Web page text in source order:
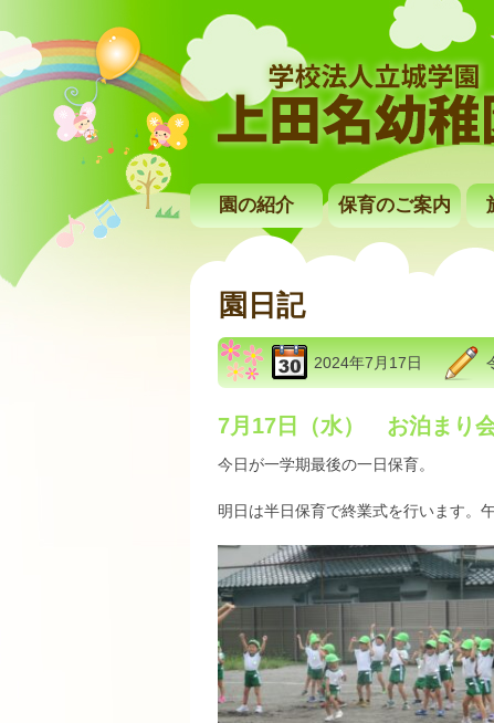
園の紹介 保育のご案内
園日記
2024年7月17日
7月17日（水） お泊まり会
今日が一学期最後の一日保育。
明日は半日保育で終業式を行います。